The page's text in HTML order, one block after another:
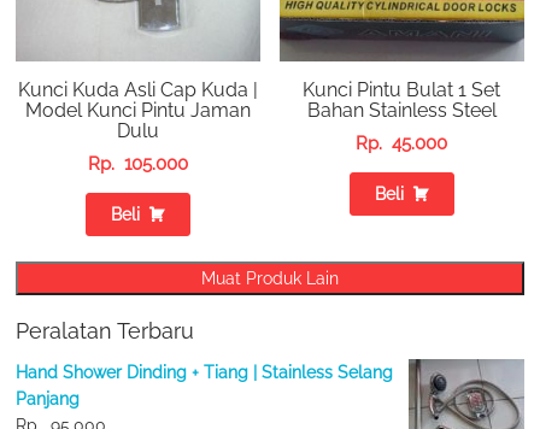
Kunci Kuda Asli Cap Kuda |
Model Kunci Pintu Jaman
Dulu
Rp. 105.000
Beli
Kunci Pintu Bulat 1 Set
Bahan Stainless Steel
Rp. 45.000
Beli
Muat Produk Lain
Peralatan Terbaru
Hand Shower Dinding + Tiang | Stainless Selang
Panjang